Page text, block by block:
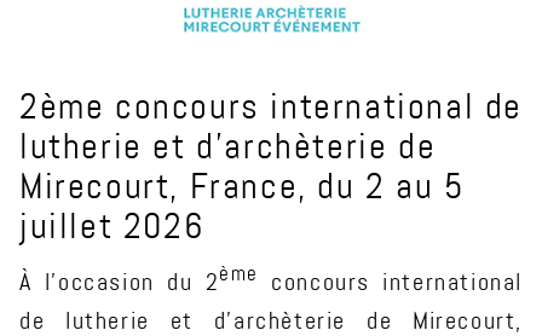
2ème concours international de
lutherie et d'archèterie de
Mirecourt, France, du 2 au 5
juillet 2026
À l'occasion du 2ème
concours international
de lutherie et d'archèterie de Mirecourt,